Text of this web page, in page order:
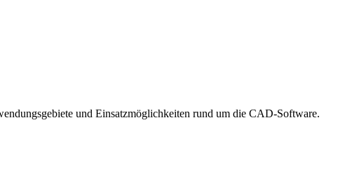
und Einsatzmöglichkeiten rund um die CAD-Software.